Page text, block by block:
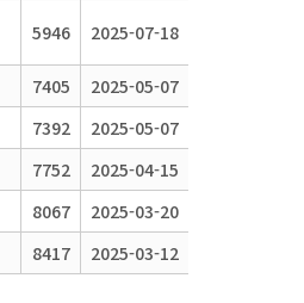
5946 2025-07-18
7405
2025-05-07
7392
2025-05-07
7752
2025-04-15
8067
2025-03-20
8417 2025-03-12